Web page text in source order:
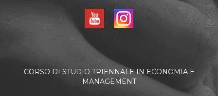
CORSO DI STUDIO TRIENNALE IN ECONOMIA E
MANAGEMENT